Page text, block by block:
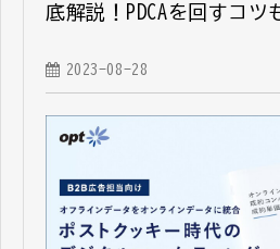
底解説！PDCAを回すコツ
2023-08-28